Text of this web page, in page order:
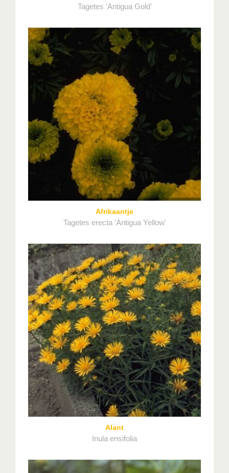
Tagetes 'Antigua Gold'
Afrikaantje
Tagetes erecta 'Antigua Yellow'
Alant
Inula ensifolia